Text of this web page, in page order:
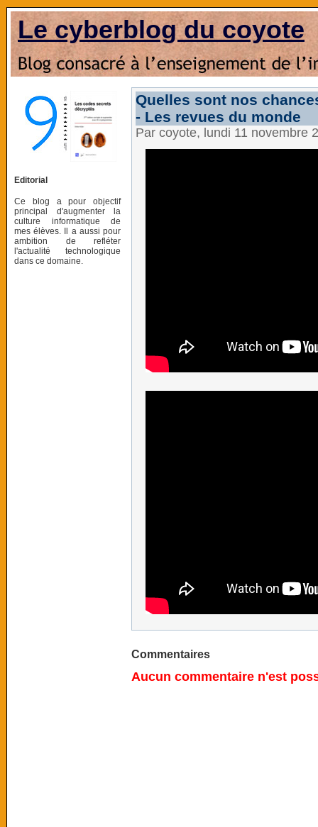
Le cyberblog du coyote
Editorial
Ce blog a pour objectif
principal d'augmenter la
culture informatique de
mes élèves. Il a aussi pour
ambition de refléter
l'actualité technologique
dans ce domaine.
Quelles sont nos
- Les revues du monde
Par coyote, lundi 11 novembre
Commentaires
Aucun commentaire n'est